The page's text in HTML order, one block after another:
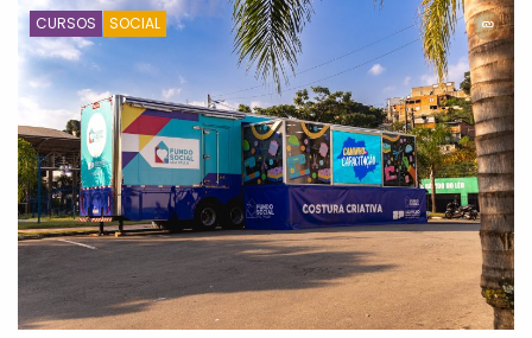
CURSOS SOCIAL